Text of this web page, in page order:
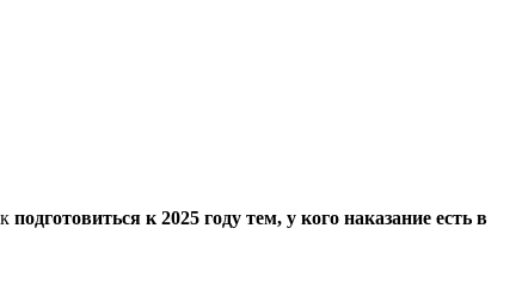
подготовиться к 2025 году тем, у кого наказание есть в